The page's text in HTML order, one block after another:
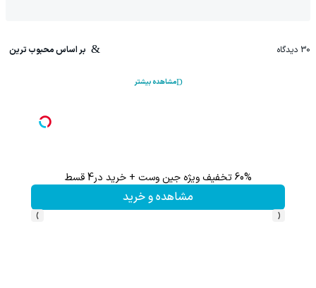
30 دیدگاه بر اساس محبوب ترین
مشاهده بیشتر
60% تخفیف ویژه جین وست + خرید در4 قسط
مشاهده و خرید
‹
›